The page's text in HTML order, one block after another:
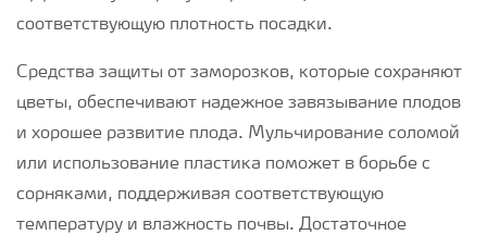
соответствующую плотность посадки.
Средства защиты от заморозков, которые сохраняют
цветы, обеспечивают надежное завязывание плодов
и хорошее развитие плода. Мульчирование соломой
или использование пластика поможет в борьбе с
сорняками, поддерживая соответствующую
температуру и влажность почвы. Достаточное